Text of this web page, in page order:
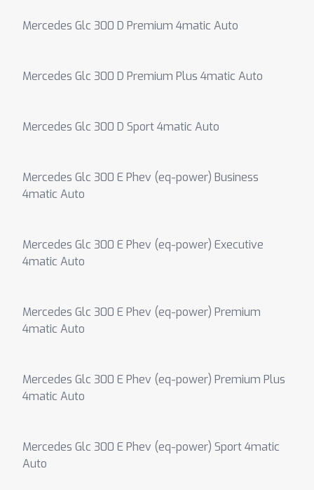
Mercedes Glc 300 D Premium 4matic Auto
Mercedes Glc 300 D Premium Plus 4matic Auto
Mercedes Glc 300 D Sport 4matic Auto
Mercedes Glc 300 E Phev (eq-power) Business
4matic Auto
Mercedes Glc 300 E Phev (eq-power) Executive
4matic Auto
Mercedes Glc 300 E Phev (eq-power) Premium
4matic Auto
Mercedes Glc 300 E Phev (eq-power) Premium Plus
4matic Auto
Mercedes Glc 300 E Phev (eq-power) Sport 4matic
Auto